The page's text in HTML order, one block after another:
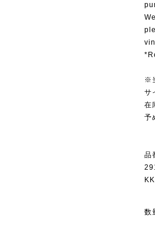
※
サ
在
予
品
数